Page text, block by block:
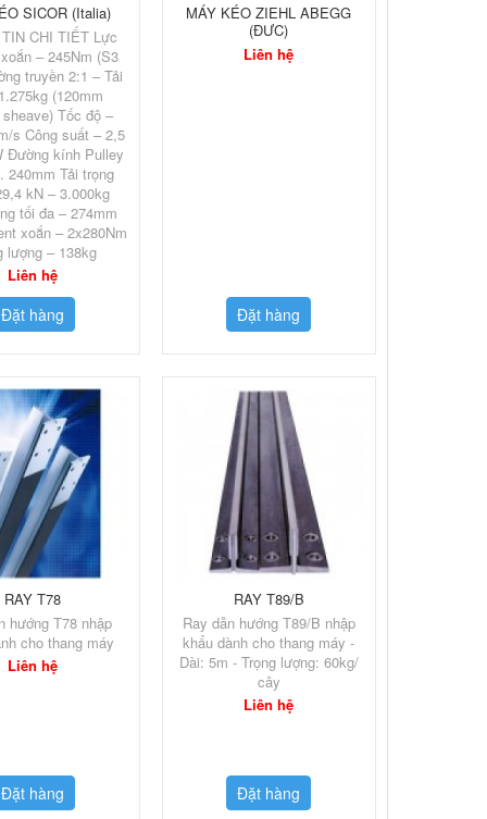
SICOR (Italia)
CHI TIẾT Lực
– 245Nm (S3
truyền 2:1 – Tải
(120mm
Tốc độ –
s Công suất – 2,5
kính Pulley
Tải trọng
kN – 3.000kg
tối đa – 274mm
xoắn – 2x280Nm
lượng – 138kg
Liên hệ
Đặt hàng
MÁY KÉO ZIEHL ABEGG
(ĐƯC)
Liên hệ
Đặt hàng
RAY T78
hướng T78 nhập
cho thang máy
Liên hệ
Đặt hàng
RAY T89/B
Ray dẫn hướng T89/B nhập
khẩu dành cho thang máy -
Dài: 5m - Trọng lượng: 60kg/
cây
Liên hệ
Đặt hàng